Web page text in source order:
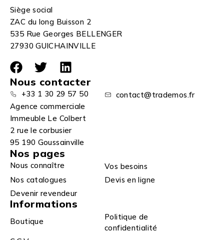
Siège social
ZAC du long Buisson 2
535 Rue Georges BELLENGER
27930 GUICHAINVILLE
Nous contacter
+33 1 30 29 57 50
contact@trademos.fr
Agence commerciale
Immeuble Le Colbert
2 rue le corbusier
95 190 Goussainville
Nos pages
Nous connaître
Vos besoins
Nos catalogues
Devis en ligne
Devenir revendeur
Informations
Boutique
Politique de
confidentialité